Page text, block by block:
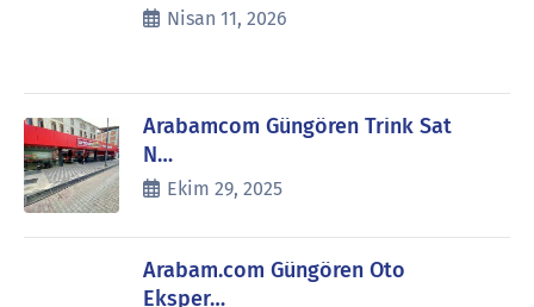
Nisan 11, 2026
Arabamcom Güngören Trink Sat
N…
Ekim 29, 2025
Arabam.com Güngören Oto
Eksper…